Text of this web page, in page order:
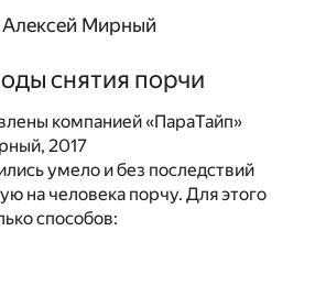
Алексей Мирный
снятия порчи
компанией «ПараТайп»
2017
умело и без последствий
на человека порчу. Для этого
способов: